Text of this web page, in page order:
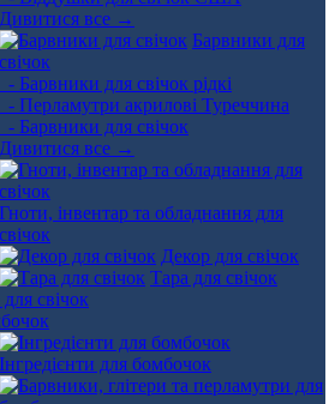
Дивитися все →
Барвники для
свічок
- Барвники для свічок рідкі
- Перламутри акрилові Туреччина
- Барвники для свічок
Дивитися все →
Гноти, інвентар та обладнання для
свічок
Декор для свічок
Тара для свічок
Інгредієнти для бомбочок